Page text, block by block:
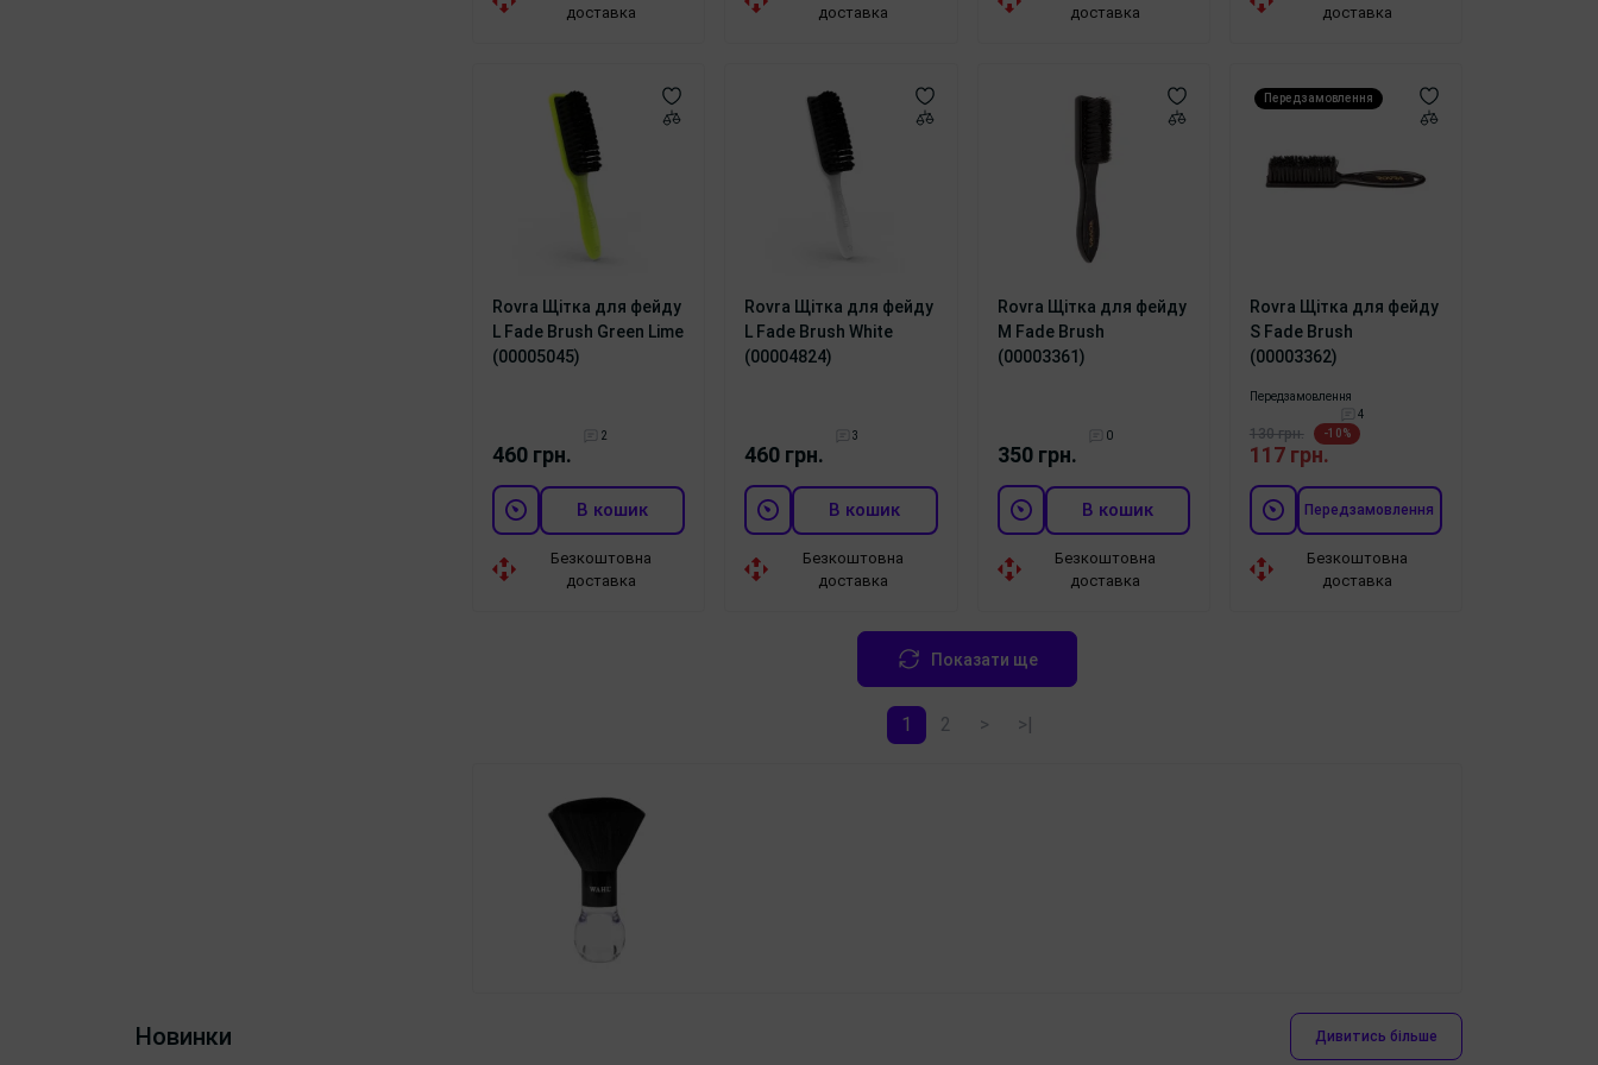
доставка
доставка
доставка
доставка
Rovra Щітка для фейду
L Fade Brush Green Lime
(00005045)
2
460 грн.
В кошик
Безкоштовна
доставка
Rovra Щітка для фейду
L Fade Brush White
(00004824)
3
460 грн.
В кошик
Безкоштовна
доставка
Rovra Щітка для фейду
M Fade Brush
(00003361)
0
350 грн.
В кошик
Безкоштовна
доставка
Передзамовлення
Rovra Щітка для фейду
S Fade Brush
(00003362)
Передзамовлення
4
130 грн. -10%
117 грн.
Передзамовлення
Безкоштовна
доставка
Показати ще
1 2 > >|
Новинки Дивитись більше